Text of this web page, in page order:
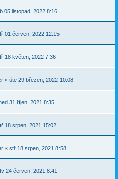
05 listopad, 2022 8:16
01 červen, 2022 12:15
18 květen, 2022 7:36
« úte 29 březen, 2022 10:08
31 říjen, 2021 8:35
18 srpen, 2021 15:02
« stř 18 srpen, 2021 8:58
24 červen, 2021 8:41